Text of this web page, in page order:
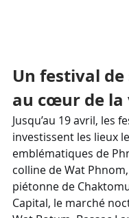
Un festival
au cœur de la
Jusqu’au 19 avril, les
investissent les lieux
emblématiques de
colline de Wat
piétonne de
Capital, le marché